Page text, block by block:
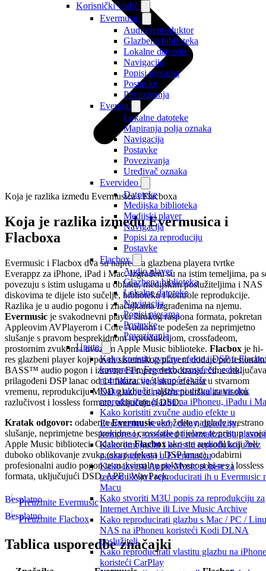
Korisnički vodič
Evermusic
Audio reproduktor
Glazbena biblioteka
Lokalne datoteke
Navigacija
Popisi pjesama
Postavke
Povezivanja
Evertag
Lokalne datoteke
Mapiranja polja oznaka
Navigacija
Postavke
Povezivanja
Uređivač oznaka
Evervideo
Datoteke
Medijska biblioteka
Medijski player
Navigacija
Popisi za reproduciju
Postavke
Flacbox
Audio player
Glazbena biblioteka
Lokalne datoteke
Navigacija
Popisi pjesama
Postavke
Povezivanja
Upute
Kako koristiti zvučne efekte i DSP u
kompresor, Freeverb, crossfeed, echo,
normalizacija glasnoće i više
Kako uključiti glazbeni vizualizator dok
reproducirate glazbu na iPhoneu, iPadu i
Kako koristiti zvučne audio efekte u
Evermusicu: reverb, delay, distorziju,
kompresor, crossfeed i normalizaciju
Kako omogućiti i koristiti reprodukciju bez
pauza (gapless) u Evermusicu
Kako izvesti Apple Music popise za
reprodukciju i reproducirati ih u Evermusic
Macu
Kako stvoriti M3U popis za reprodukciju za
Internet Archive ili Live Music Archive
Kako reproducirati glazbu s Mac / PC /
NAS na iPhoneu koristeći Kodi DLNA
poslužitelj
Kako reproducirati vlastitu glazbu na
koristeći CarPlay
Koja je razlika između Evermusica i Flacboxa
Koja je razlika između Evermusica i
Flacboxa
Evermusic i Flacbox dva su napredna glazbena playera tvrtke
Everappz za iPhone, iPad i Mac. Izgrađeni su na istim temeljima, pa
povezuju s istim uslugama u oblaku, medijskim poslužiteljima i NAS
diskovima te dijele isto sučelje, biblioteku i kontrole reprodukcije.
Razlika je u audio pogonu i značajkama izgrađenima na njemu.
Evermusic je svakodnevni player širokog raspona formata, pokretan
Appleovim AVPlayerom i Core Audiom te podešen za neprimjetno
slušanje s pravom besprekidnom reprodukcijom, crossfadeom,
prostornim zvukom i uvozom Apple Music biblioteke. Flacbox je hi-
res glazbeni player koji povrh sistemskog playera dodaje
BASS™ audio pogon i izravno FFmpeg dekodiranje, čime otključava
prilagođeni DSP lanac od 14 filtara, veći skup efekata u stvarnom
vremenu, reprodukciju MOD glazbe te najširu podršku za visoku
razlučivost i lossless formate, uključujući DSD.
Kratak odgovor: odaberiteEvermusicako želite najglađe svestrano
slušanje, neprimjetne besprekidne i crossfade prijelaze te pristup
Apple Music biblioteci. OdaberiteFlacboxako ste audiofil koji želi
duboko oblikovanje zvuka (skup efekata i DSP lanac), odabirni
profesionalni audio pogon te maksimalnu pokrivenost hi-res i lossless
formata, uključujući DSD, APE i WavPack.
Preuzmite Evermusic
Besplatno
Preuzmite Flacbox
Besplatno
Tablica usporedbe značajki